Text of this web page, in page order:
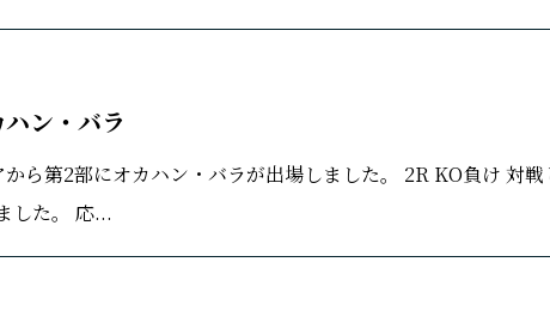
ン・バラ
ら第2部にオカハン・バラが出場しました。 2R KO負け 対戦
した。 応...